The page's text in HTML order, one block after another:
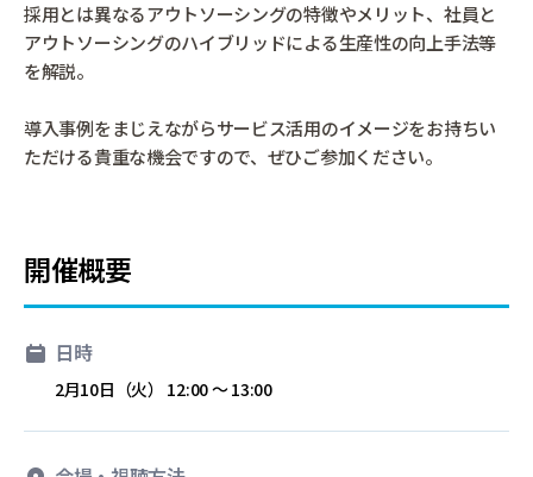
採用とは異なるアウトソーシングの特徴やメリット、社員と
アウトソーシングのハイブリッドによる生産性の向上手法等
を解説。
導入事例をまじえながらサービス活用のイメージをお持ちい
ただける貴重な機会ですので、ぜひご参加ください。
開催概要
日時
2月10日（火） 12:00 ～ 13:00